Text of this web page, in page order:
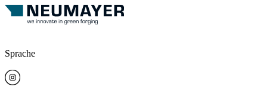
Sprache